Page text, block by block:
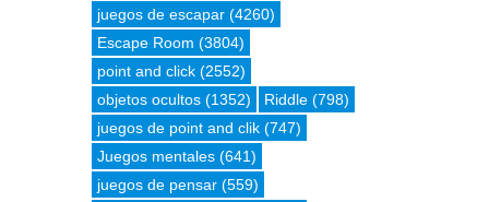
juegos de escapar (4260)
Escape Room (3804)
point and click (2552)
objetos ocultos (1352) Riddle (798)
juegos de point and clik (747)
Juegos mentales (641)
juegos de pensar (559)